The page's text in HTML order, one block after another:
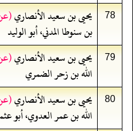
78 يحيى بن سعيد الأنصاري
بن سنوطا المدني، أبو الوليد
79 يحيى بن سعيد الأنصاري
الله بن زحر الضمري
80 يحيى بن سعيد الأنصاري
الله بن عمر العدوي، أبو